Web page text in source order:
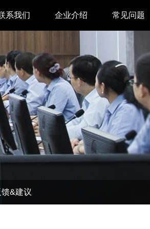
系我们
业务合作
采购中心
回收再利用服务
问题反馈&建议
企业介绍
关于我们
图片展示
合作伙伴
汉印人文
常见问题
&建议